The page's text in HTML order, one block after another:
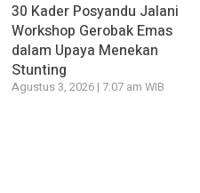
30 Kader Posyandu Jalani
Workshop Gerobak Emas
dalam Upaya Menekan
Stunting
Agustus 3, 2026 | 7:07 am WIB